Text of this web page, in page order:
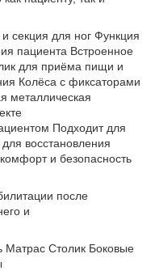
секция для ног Функция
пациента Встроенное
для приёма пищи и
Колёса с фиксаторами
металлическая
Подходит для
восстановления
и безопасность
после
и
Матрас Столик Боковые